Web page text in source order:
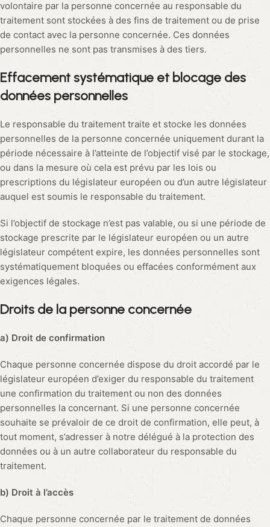
volontaire par la personne concernée au responsable du
traitement sont stockées à des fins de traitement ou de prise
de contact avec la personne concernée. Ces données
personnelles ne sont pas transmises à des tiers.
Effacement systématique et blocage des
données personnelles
Le responsable du traitement traite et stocke les données
personnelles de la personne concernée uniquement durant la
période nécessaire à l’atteinte de l’objectif visé par le stockage,
ou dans la mesure où cela est prévu par les lois ou
prescriptions du législateur européen ou d’un autre législateur
auquel est soumis le responsable du traitement.
Si l’objectif de stockage n’est pas valable, ou si une période de
stockage prescrite par le législateur européen ou un autre
législateur compétent expire, les données personnelles sont
systématiquement bloquées ou effacées conformément aux
exigences légales.
Droits de la personne concernée
a) Droit de confirmation
Chaque personne concernée dispose du droit accordé par le
législateur européen d’exiger du responsable du traitement
une confirmation du traitement ou non des données
personnelles la concernant. Si une personne concernée
souhaite se prévaloir de ce droit de confirmation, elle peut, à
tout moment, s’adresser à notre délégué à la protection des
données ou à un autre collaborateur du responsable du
traitement.
b) Droit à l’accès
Chaque personne concernée par le traitement de données